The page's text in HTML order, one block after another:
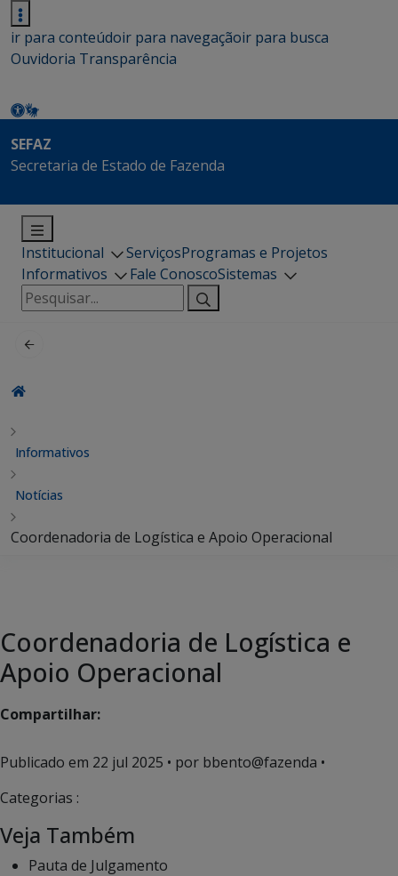
ir para conteúdoir para navegaçãoir para busca
Ouvidoria Transparência
SEFAZ
Secretaria de Estado de Fazenda
Institucional ServiçosProgramas e Projetos
Informativos
Fale ConoscoSistemas
Pesquisar
por:
Informativos
Notícias
Coordenadoria de Logística e Apoio Operacional
Coordenadoria de Logística e
Apoio Operacional
Compartilhar:
Publicado em 22 jul 2025 • por bbento@fazenda •
Categorias :
Veja Também
Pauta de Julgamento